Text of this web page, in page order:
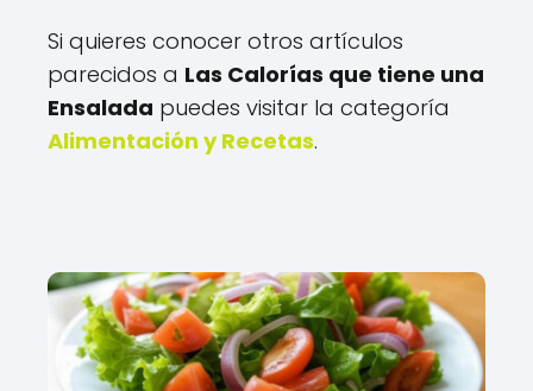
Si quieres conocer otros artículos
parecidos a Las Calorías que tiene una
Ensalada puedes visitar la categoría
Alimentación y Recetas.